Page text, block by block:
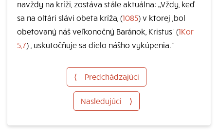
navždy na kríži, zostáva stále aktuálna: „Vždy, keď
sa na oltári slávi obeta kríža, (1085) v ktorej ,bol
obetovaný náš veľkonočný Baránok, Kristus‘ (1Kor
5,7) , uskutočňuje sa dielo nášho vykúpenia.“
⟨ Predchádzajúci
Nasledujúci ⟩